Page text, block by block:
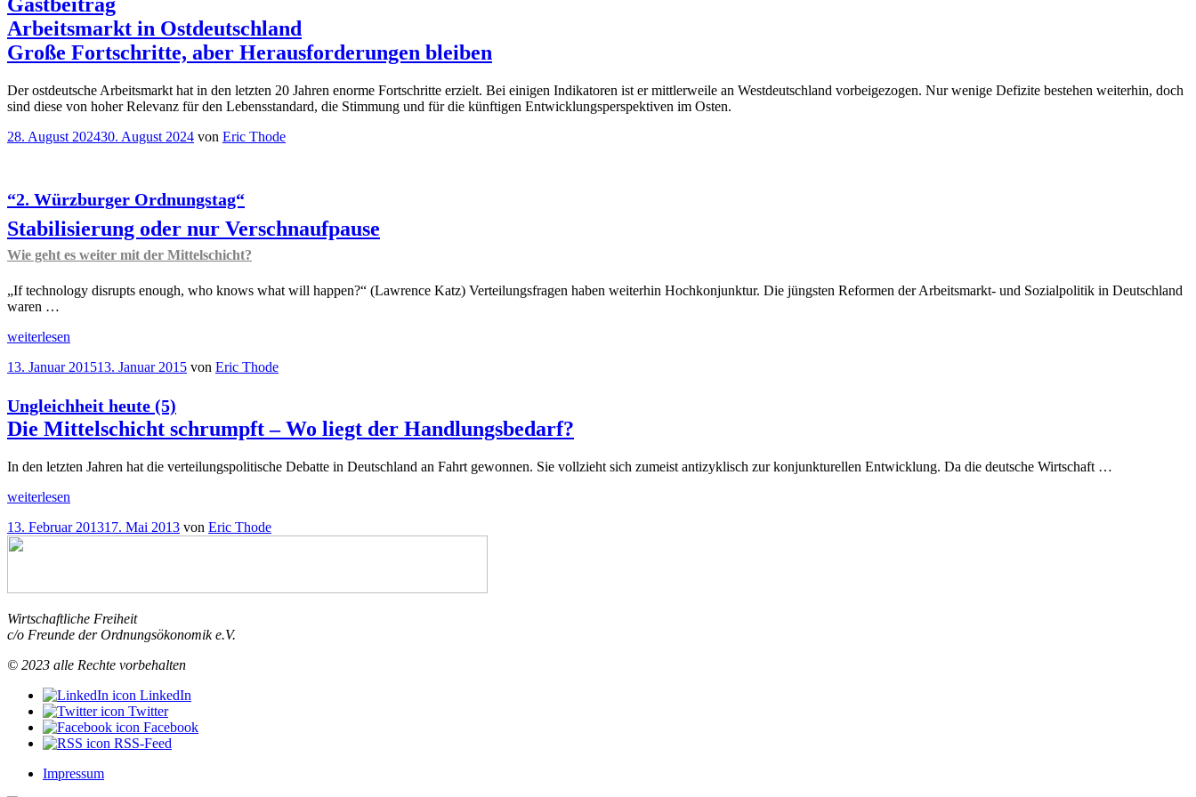
Gastbeitrag
Arbeitsmarkt in Ostdeutschland
Große Fortschritte, aber Herausforderungen bleiben
Der ostdeutsche Arbeitsmarkt hat in den letzten 20 Jahren enorme Fortschritte erzielt. Bei einigen Indikatoren ist er mittlerweile an Westdeutschland vorbeigezogen. Nur wenige Defizite bestehen weiterhin, doch
sind diese von hoher Relevanz für den Lebensstandard, die Stimmung und für die künftigen Entwicklungsperspektiven im Osten.
Veröffentlicht
28. August 202430. August 2024 von Eric Thode
“2. Würzburger Ordnungstag“
Stabilisierung oder nur Verschnaufpause
Wie geht es weiter mit der Mittelschicht?
„If technology disrupts enough, who knows what will happen?“ (Lawrence Katz) Verteilungsfragen haben weiterhin Hochkonjunktur. Die jüngsten Reformen der Arbeitsmarkt- und Sozialpolitik in Deutschland
waren …
„
Würzburger
Stabilisierung
oder
nur
Wie
es
mit
der
weiterlesen
Veröffentlicht
13. Januar 201513. Januar 2015 von Eric Thode
Ungleichheit heute (5)
Die Mittelschicht schrumpft – Wo liegt der Handlungsbedarf?
In den letzten Jahren hat die verteilungspolitische Debatte in Deutschland an Fahrt gewonnen. Sie vollzieht sich zumeist antizyklisch zur konjunkturellen Entwicklung. Da die deutsche Wirtschaft …
„Ungleichheit
(5)
Die
–
liegt
der
weiterlesen
Veröffentlicht
am
13. Februar 201317. Mai 2013 von Eric Thode
Wirtschaftliche Freiheit
c/o Freunde der Ordnungsökonomik e.V.
© 2023 alle Rechte vorbehalten
LinkedIn
Twitter
Facebook
RSS-Feed
Impressum